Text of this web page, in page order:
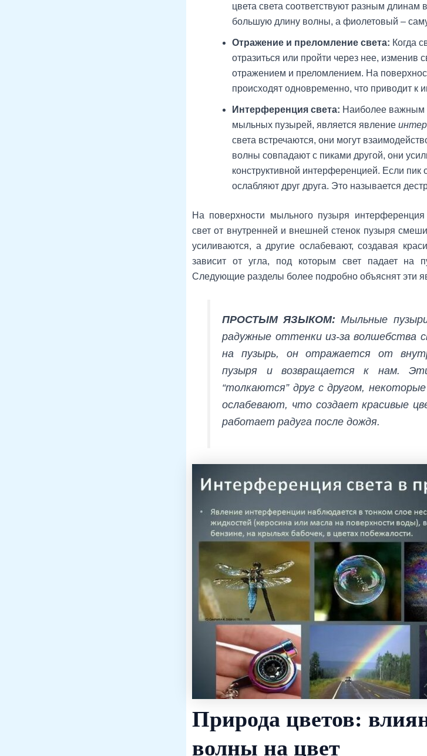
цвета света соответствуют разным длинам
большую длину волны, а фиолетовый –
Отражение и преломление света: Когда
отразиться или пройти через нее, изменив
отражением и преломлением. На
происходят одновременно, что приводит к
Интерференция света: Наиболее
мыльных пузырей, является явление
света встречаются, они могут
волны совпадают с пиками другой, они
конструктивной интерференцией. Если пик
ослабляют друг друга. Это называется
На поверхности мыльного пузыря интерференция
свет от внутренней и внешней стенок пузыря
усиливаются, а другие ослабевают, создавая
зависит от угла, под которым свет падает на
Следующие разделы более подробно объяснят эти
ПРОСТЫМ ЯЗЫКОМ:Мыльные
радужные оттенки из-за волшебства
на пузырь, он отражается от
пузыря и возвращается к нам.
“толкаются” друг с другом,
ослабевают, что создает красивые
работает радуга после дождя.
Природа цветов:
волны на цвет